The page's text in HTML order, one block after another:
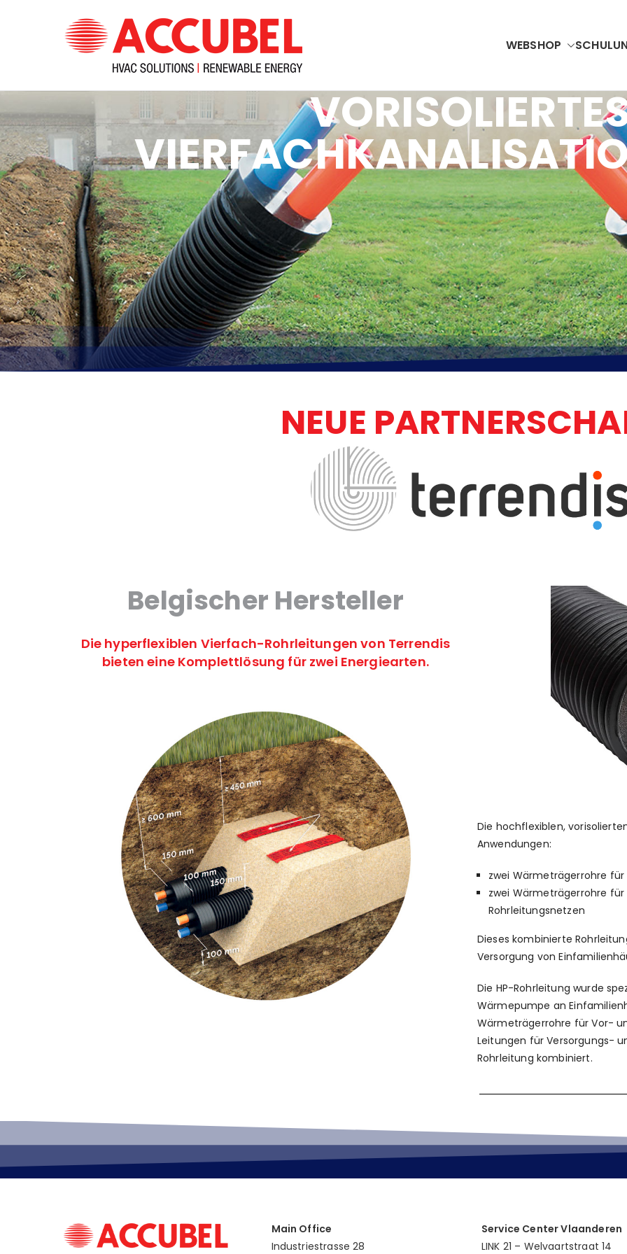
WEBSHOP
NEUE
Belgischer Hersteller
Die hyperflexiblen Vierfach-Rohrleitungenvon Terrendis
bieten eine Komplettlösung für zwei Energiearten.
Die hochflexiblen,
Anwendungen:
zwei Wärmeträgerrohre für
zwei Wärmeträgerrohre
Rohrleitungsnetzen
Dieses kombinierte
Versorgung von
Die HP-Rohrleitung wurde
Wärmepumpe an
Wärmeträgerrohre für Vor-
Leitungen für Versorgungs-
Rohrleitung kombiniert.
Main Office
Industriestrasse 28
Service Center Vlaanderen
LINK 21 – Welvaartstraat 14